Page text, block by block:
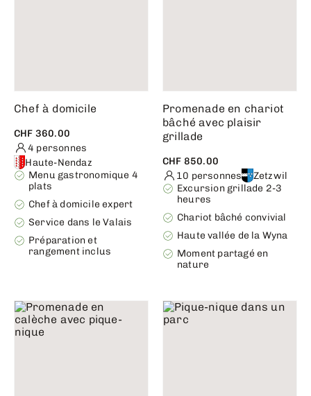
Chef à domicile
CHF 360.00
4 personnes
Haute-Nendaz
Menu gastronomique 4
plats
Chef à domicile expert
Service dans le Valais
Préparation et
rangement inclus
Promenade en chariot
bâché avec plaisir
grillade
CHF 850.00
10 personnes
Zetzwil
Excursion grillade 2-3
heures
Chariot bâché convivial
Haute vallée de la Wyna
Moment partagé en
nature